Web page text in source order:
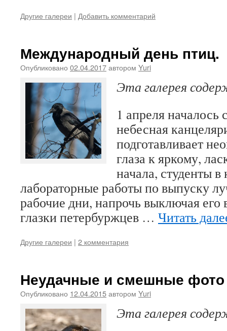
Другие галереи | Добавить комментарий
Международный день птиц.
Опубликовано 02.04.2017автором Yuri
Эта галерея
1 апреля началось
небесная
подготавливает
глаза к яркому,
начала, студенты
лабораторные работы по выпуску
рабочие дни, напрочь выключая
глазки петербуржцев … Читать
Другие галереи | 2 комментария
Неудачные и смешные фото
Опубликовано 12.04.2015автором Yuri
Эта галерея